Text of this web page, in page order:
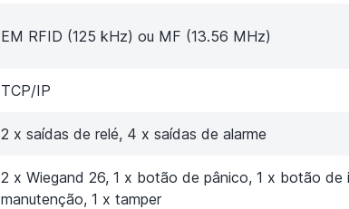
EM RFID (125 kHz) ou MF (13.56 MHz)
TCP/IP
2 x saídas de relé, 4 x saídas de alarme
2 x Wiegand 26, 1 x botão de pânico, 1 x botão
manutenção, 1 x tamper